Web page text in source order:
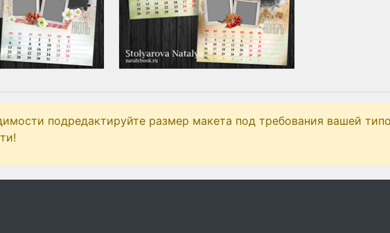
подредактируйте размер макета под требования вашей